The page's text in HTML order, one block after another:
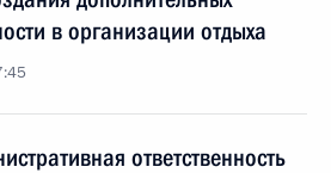
в организации отдыха
ответственность